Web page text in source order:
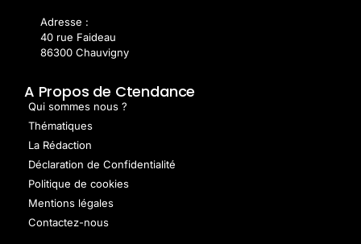
Adresse :
40 rue Faideau
86300 Chauvigny
A Propos de Ctendance
Qui sommes nous ?
Thématiques
La Rédaction
Déclaration de Confidentialité
Politique de cookies
Mentions légales
Contactez-nous